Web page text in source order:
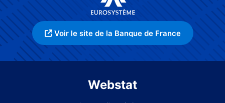
Voir le site de la Banque de France
Webstat